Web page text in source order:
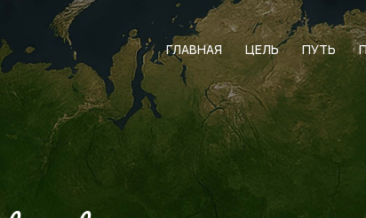
ГЛАВНАЯ ЦЕЛЬ ПУТЬ